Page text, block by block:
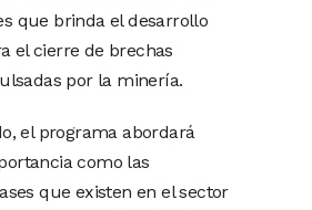
que brinda el desarrollo
el cierre de brechas
por la minería.
el programa abordará
como las
que existen en el sector